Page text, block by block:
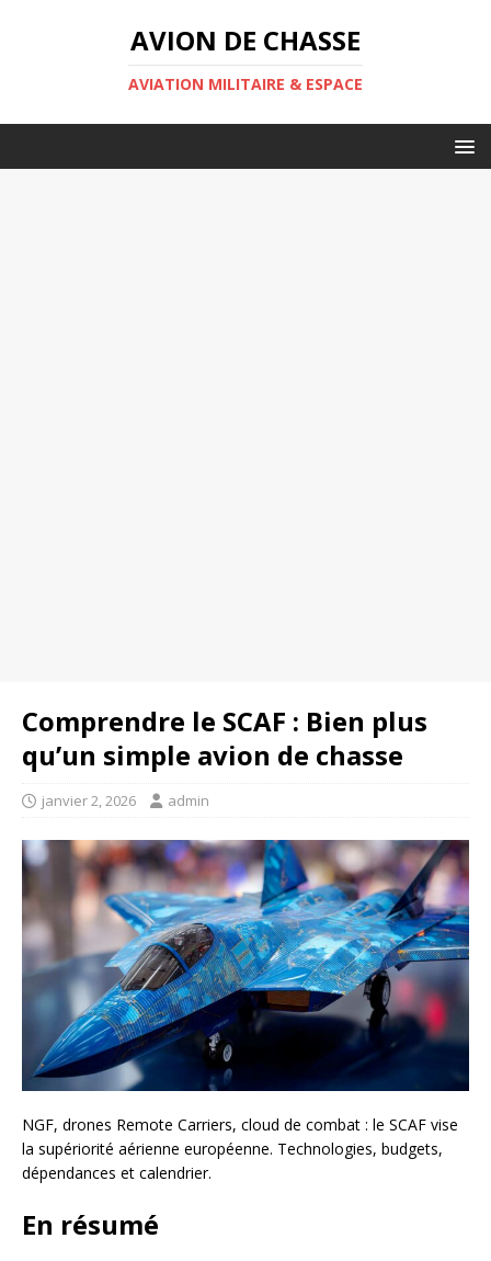
AVION DE CHASSE
AVIATION MILITAIRE & ESPACE
Comprendre le SCAF : Bien plus
qu’un simple avion de chasse
janvier 2, 2026 admin
NGF, drones Remote Carriers, cloud de combat : le SCAF vise
la supériorité aérienne européenne. Technologies, budgets,
dépendances et calendrier.
En résumé